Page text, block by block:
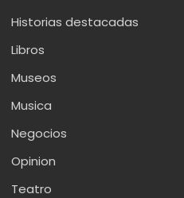
Historias destacadas
Libros
Museos
Musica
Negocios
Opinion
Teatro